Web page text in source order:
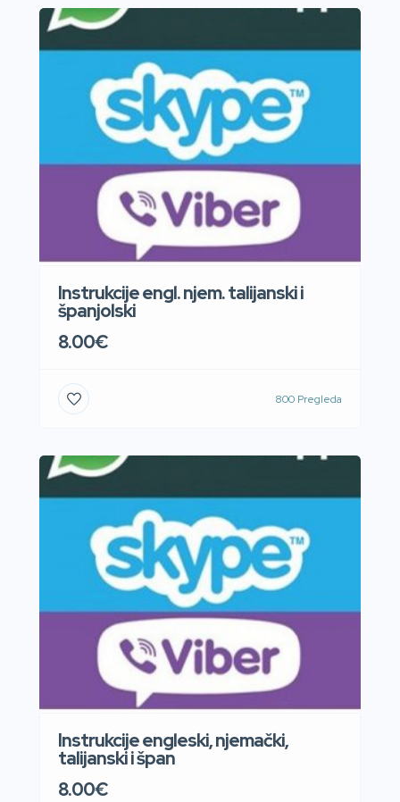
Instrukcije engl. njem. talijanski i
španjolski
8.00€
800 Pregleda
Instrukcije engleski, njemački,
talijanski i špan
8.00€